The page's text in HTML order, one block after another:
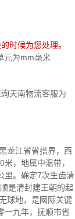
时候为您处理。
元为mm毫米
天南物流客服为
龙江省省搭界，西
，地属中温带，
里。确定7次生齿清
是清封建王朝的起
球地，是國际关键
一九年，抚顺市省